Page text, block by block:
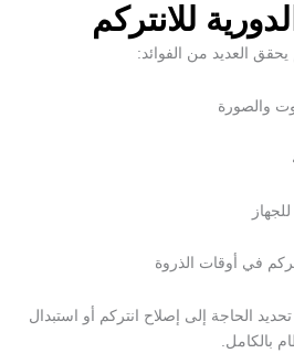
للانتركم
يحقق العديد من الفوائد:
والصورة
في أوقات الذروة
الحاجة إلى إصلاح انتركم أو استبدال
بالكامل.